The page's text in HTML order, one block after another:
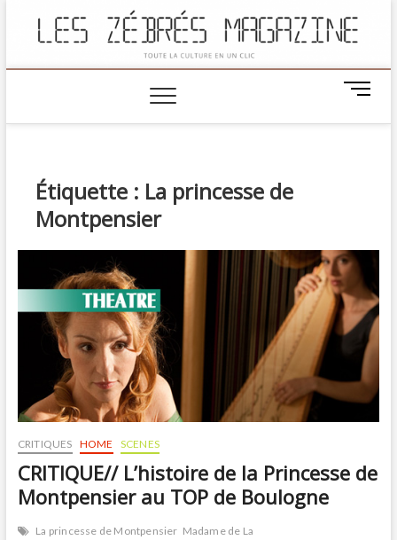
M
n
n
Étiquette : La princesse de
Montpensier
CRITIQUES HOME SCENES
CRITIQUE// L’histoire de la Princesse de
Montpensier au TOP de Boulogne
La princesse de Montpensier Madame de La